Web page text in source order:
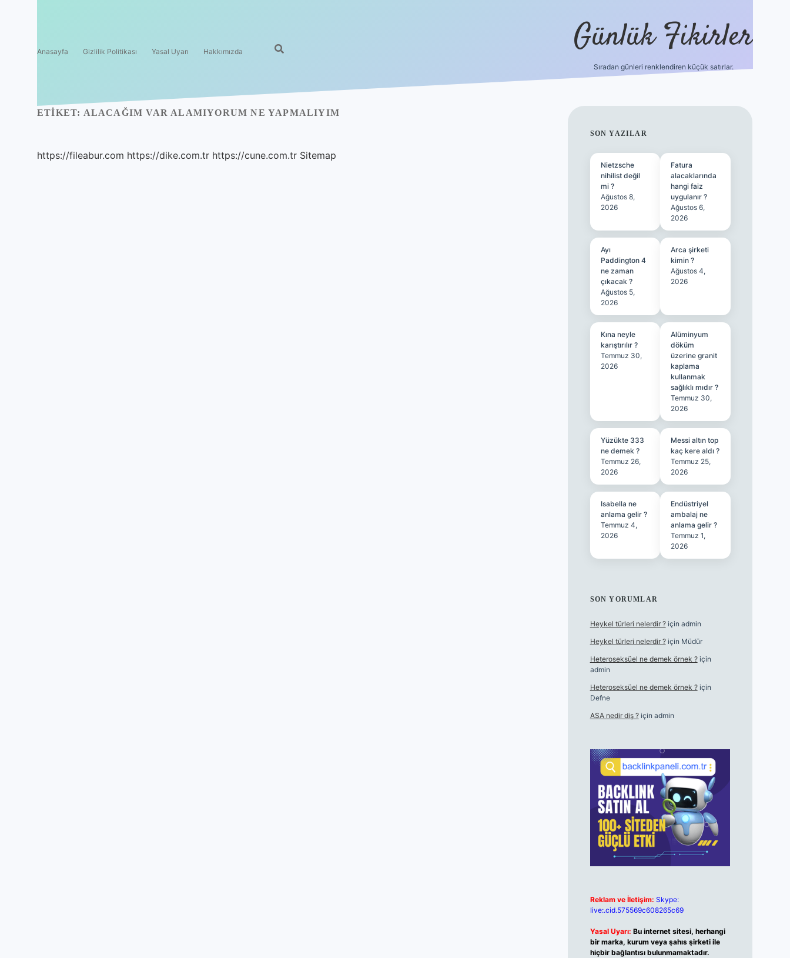
Anasayfa Gizlilik Politikası Yasal Uyarı Hakkımızda Günlük Fikirler
Sıradan günleri renklendiren küçük satırlar.
ETIKET: ALACAĞIM VAR ALAMIYORUM NE YAPMALIYIM
https://fileabur.com https://dike.com.tr https://cune.com.tr Sitemap
SIDEBAR
SON YAZILAR
Nietzsche
nihilist değil
mi ?
Ağustos 8,
2026
Fatura
alacaklarında
hangi faiz
uygulanır ?
Ağustos 6,
2026
Ayı
Paddington 4
ne zaman
çıkacak ?
Ağustos 5,
2026
Arca şirketi
kimin ?
Ağustos 4,
2026
Kına neyle
karıştırılır ?
Temmuz 30,
2026
Alüminyum
döküm
üzerine granit
kaplama
kullanmak
sağlıklı mıdır ?
Temmuz 30,
2026
Yüzükte 333
ne demek ?
Temmuz 26,
2026
Messi altın top
kaç kere aldı ?
Temmuz 25,
2026
Isabella ne
anlama gelir ?
Temmuz 4,
2026
Endüstriyel
ambalaj ne
anlama gelir ?
Temmuz 1,
2026
SON YORUMLAR
Heykel türleri nelerdir ?için admin
Heykel türleri nelerdir ?için Müdür
Heteroseksüel ne demek örnek ?için
admin
Heteroseksüel ne demek örnek ?için
Defne
ASA nedir diş ?için admin
Reklam ve İletişim: Skype:
live:.cid.575569c608265c69
Yasal Uyarı: Bu internet sitesi, herhangi
bir marka, kurum veya şahıs şirketi ile
hiçbir bağlantısı bulunmamaktadır.
ilbet güncel